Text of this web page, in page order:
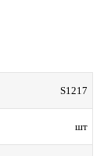
S1217
шт